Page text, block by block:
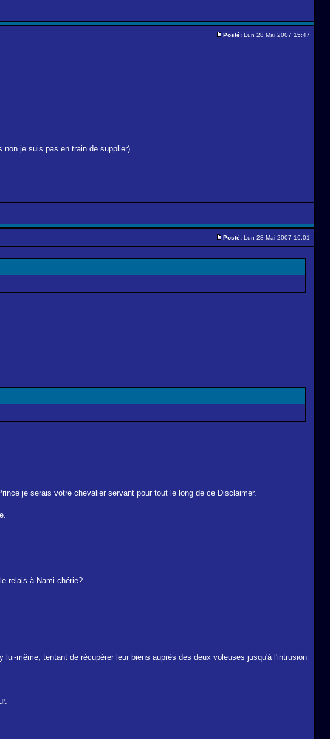
Posté: Lun 28 Mai 2007 15:47
non je suis pas en train de supplier)
Posté: Lun 28 Mai 2007 16:01
je serais votre chevalier servant pour tout le long de ce Disclaimer.
relais à Nami chérie?
même, tentant de récupérer leur biens auprès des deux voleuses jusqu'à l'intrusion